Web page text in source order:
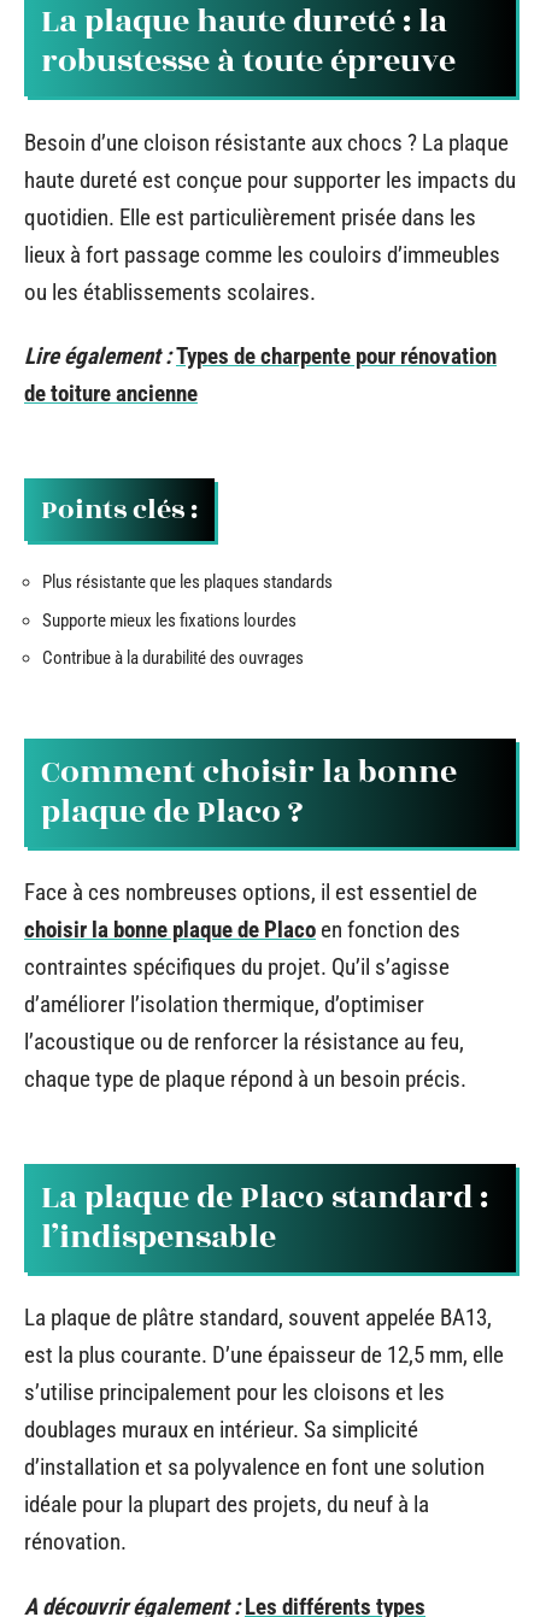
La plaque haute dureté : la
robustesse à toute épreuve
Besoin d’une cloison résistante aux chocs ? La plaque
haute dureté est conçue pour supporter les impacts du
quotidien. Elle est particulièrement prisée dans les
lieux à fort passage comme les couloirs d’immeubles
ou les établissements scolaires.
Lire également :Types de charpente pour rénovation
de toiture ancienne
Points clés :
Plus résistante que les plaques standards
Supporte mieux les fixations lourdes
Contribue à la durabilité des ouvrages
Comment choisir la bonne
plaque de Placo ?
Face à ces nombreuses options, il est essentiel de
choisir la bonne plaque de Placo en fonction des
contraintes spécifiques du projet. Qu’il s’agisse
d’améliorer l’isolation thermique, d’optimiser
l’acoustique ou de renforcer la résistance au feu,
chaque type de plaque répond à un besoin précis.
La plaque de Placo standard :
l’indispensable
La plaque de plâtre standard, souvent appelée BA13,
est la plus courante. D’une épaisseur de 12,5 mm, elle
s’utilise principalement pour les cloisons et les
doublages muraux en intérieur. Sa simplicité
d’installation et sa polyvalence en font une solution
idéale pour la plupart des projets, du neuf à la
rénovation.
A découvrir également : Les différents types